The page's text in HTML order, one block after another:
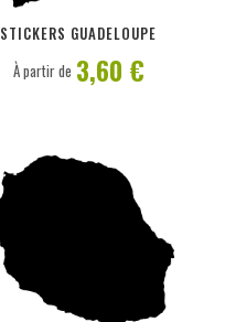
STICKERS GUADELOUPE
À partir de 3,60 €